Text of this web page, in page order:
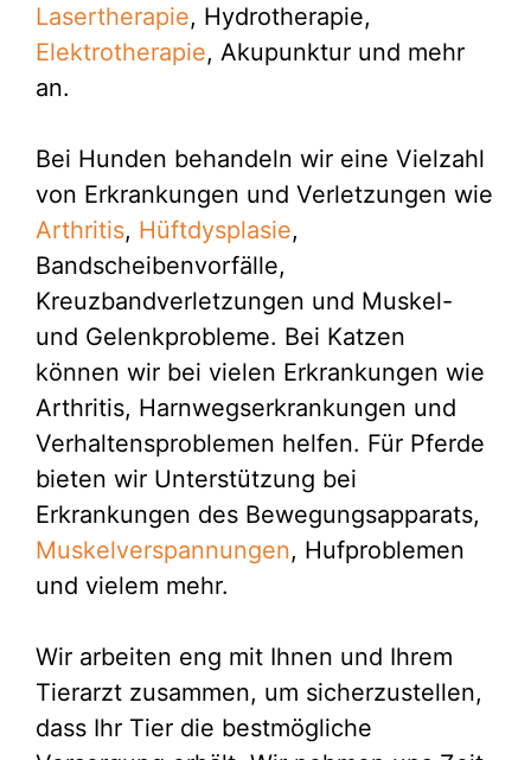
Lasertherapie, Hydrotherapie,
Elektrotherapie, Akupunktur und mehr
an.
Bei Hunden behandeln wir eine Vielzahl
von Erkrankungen und Verletzungen wie
Arthritis, Hüftdysplasie,
Bandscheibenvorfälle,
Kreuzbandverletzungen und Muskel-
und Gelenkprobleme. Bei Katzen
können wir bei vielen Erkrankungen wie
Arthritis, Harnwegserkrankungen und
Verhaltensproblemen helfen. Für Pferde
bieten wir Unterstützung bei
Erkrankungen des Bewegungsapparats,
Muskelverspannungen, Hufproblemen
und vielem mehr.
Wir arbeiten eng mit Ihnen und Ihrem
Tierarzt zusammen, um sicherzustellen,
dass Ihr Tier die bestmögliche